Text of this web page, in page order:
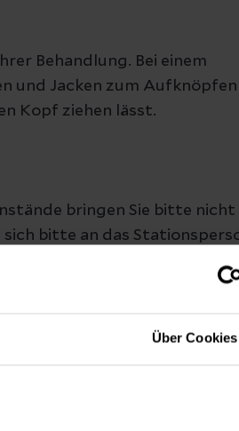
Über Cookies
Behandlung. Bei einem
und Jacken zum Aufknöpfen
Kopf ziehen lässt.
bringen Sie bitte nicht
sich bitte an das